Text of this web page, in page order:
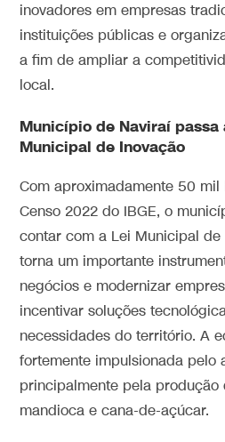
inovadores em empresas
instituições públicas e
a fim de ampliar a
local.
Município de Naviraí
Municipal de Inovação
Com aproximadamente 50
Censo 2022 do IBGE, o
contar com a Lei Municipal de
torna um importante
negócios e modernizar
incentivar soluções
necessidades do território. A
fortemente impulsionada pelo
principalmente pela produção
mandioca e cana-de-açúcar.